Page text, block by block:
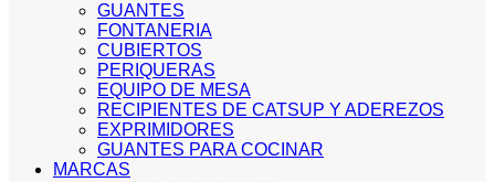
GUANTES
FONTANERIA
CUBIERTOS
PERIQUERAS
EQUIPO DE MESA
RECIPIENTES DE CATSUP Y ADEREZOS
EXPRIMIDORES
GUANTES PARA COCINAR
MARCAS